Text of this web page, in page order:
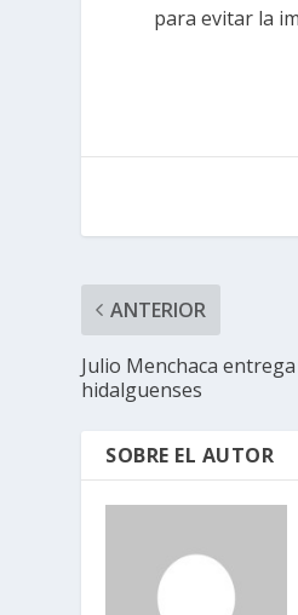
para evitar la
ANTERIOR
Julio Menchaca
hidalguenses
SOBRE EL AUTOR